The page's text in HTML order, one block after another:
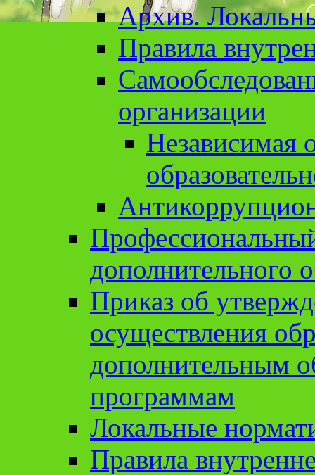
Архив.
Правила
организации
Независимая
дополнительного
Приказ об
осуществления
дополнительным
программам
Локальные
Правила